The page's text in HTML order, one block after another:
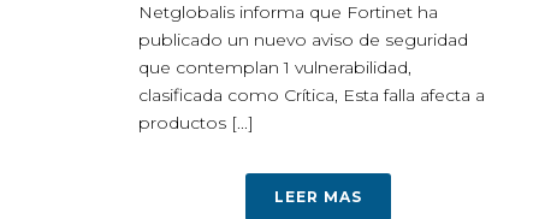
Netglobalis informa que Fortinet ha
publicado un nuevo aviso de seguridad
que contemplan 1 vulnerabilidad,
clasificada como Crítica, Esta falla afecta a
productos [...]
LEER MAS